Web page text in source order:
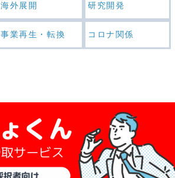
海外展開 研究開発
事業再生・転換 コロナ関係